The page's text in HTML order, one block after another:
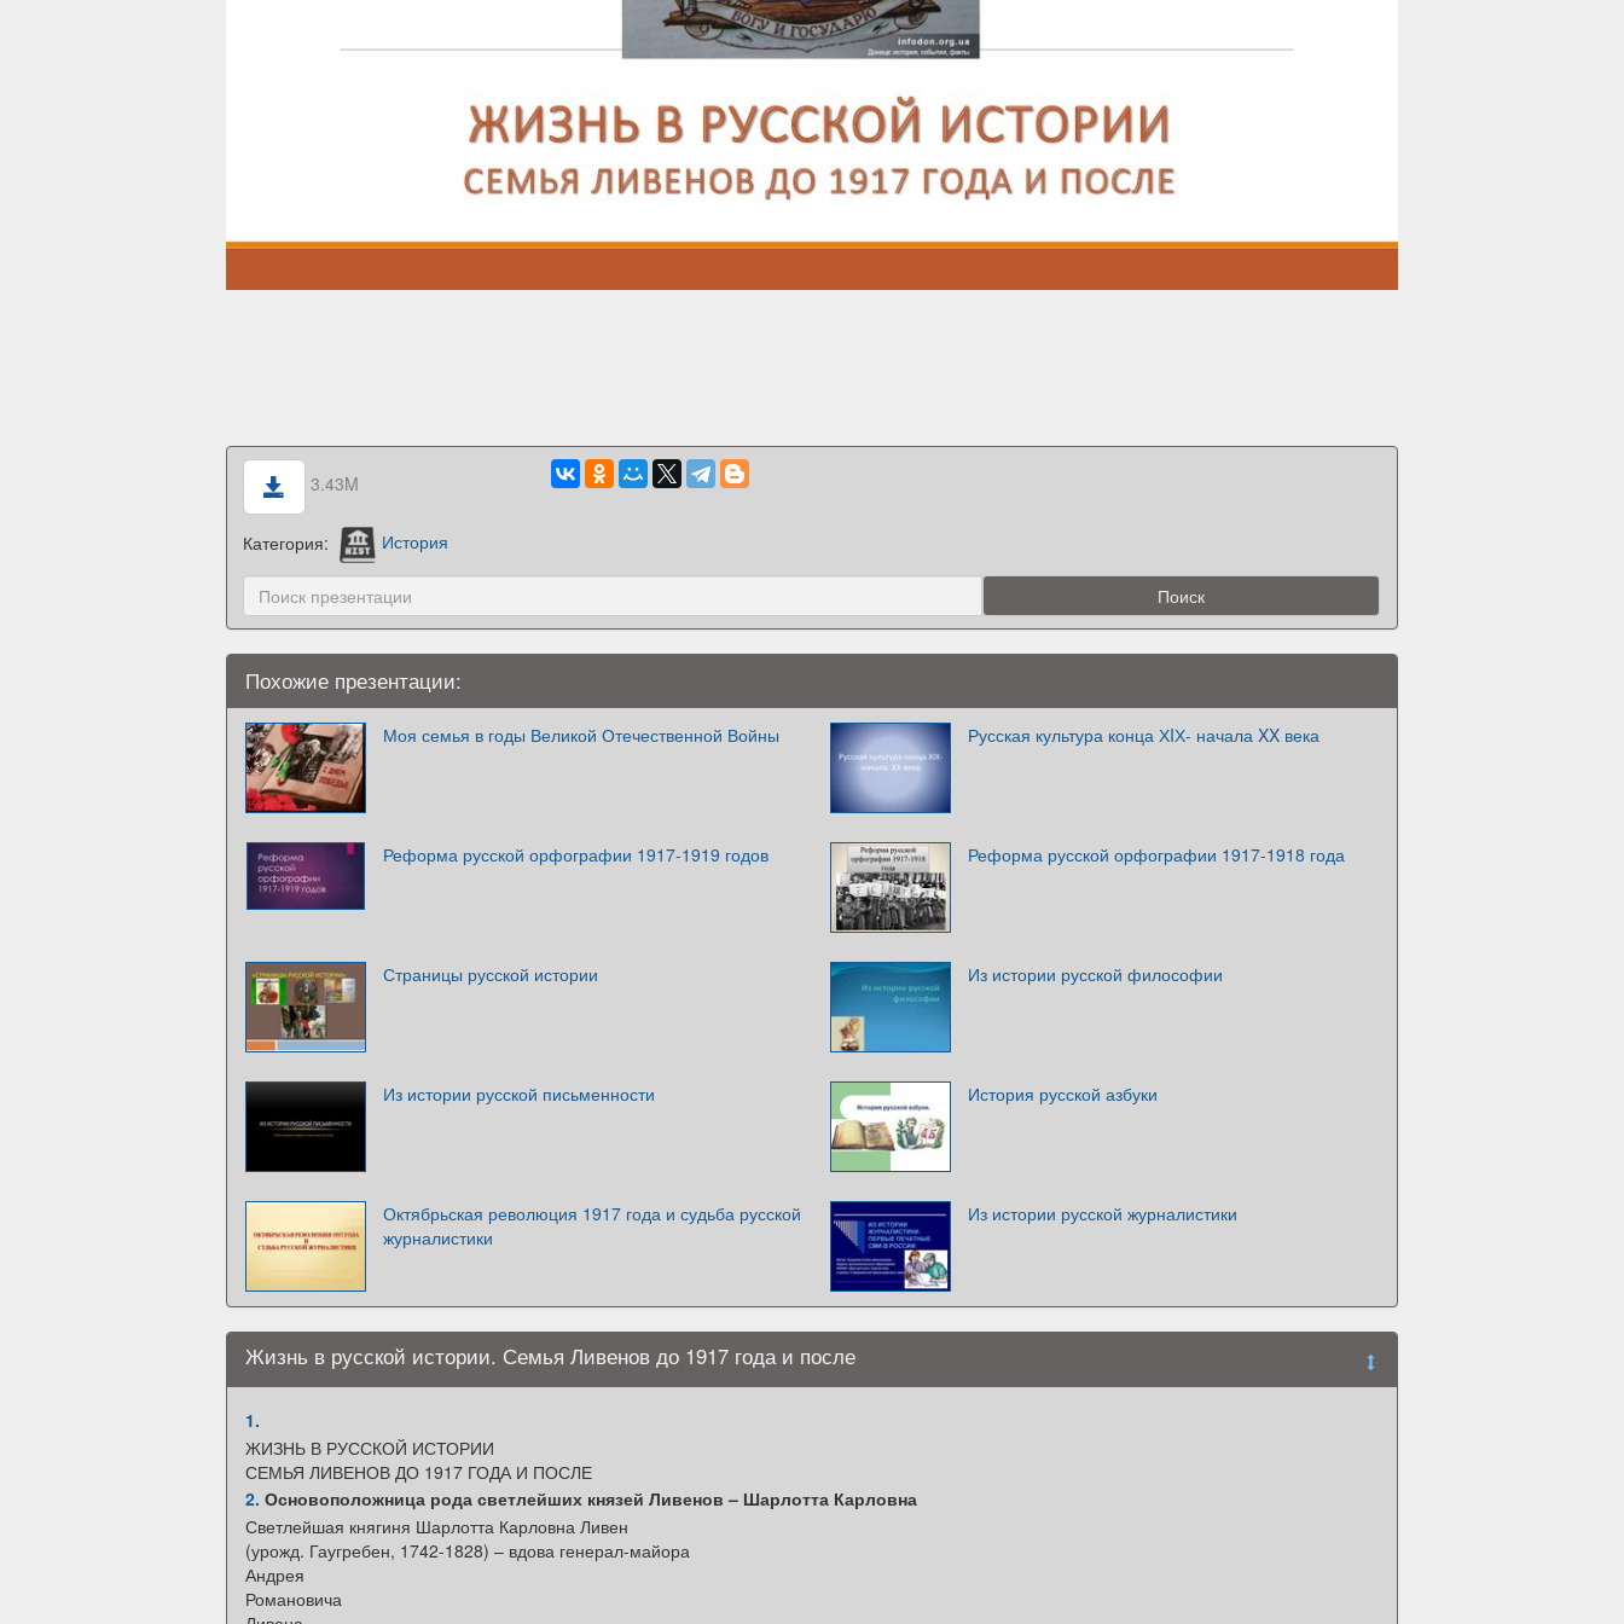
3.43M
Категория: История
Похожие презентации:
Моя семья в годы Великой Отечественной Войны Русская культура конца ХIХ- начала XX века
Реформа русской орфографии 1917-1919 годов Реформа русской орфографии 1917-1918 года
Страницы русской истории Из истории русской философии
Из истории русской письменности История русской азбуки
Октябрьская революция 1917 года и судьба русской
журналистики
Из истории русской журналистики
Жизнь в русской истории. Семья Ливенов до 1917 года и после
1.
ЖИЗНЬ В РУССКОЙ ИСТОРИИ
СЕМЬЯ ЛИВЕНОВ ДО 1917 ГОДА И ПОСЛЕ
2. Основоположница рода светлейших князей Ливенов – Шарлотта Карловна
Светлейшая княгиня Шарлотта Карловна Ливен
(урожд. Гаугребен, 1742-1828) – вдова генерал-майора
Андрея
Романовича